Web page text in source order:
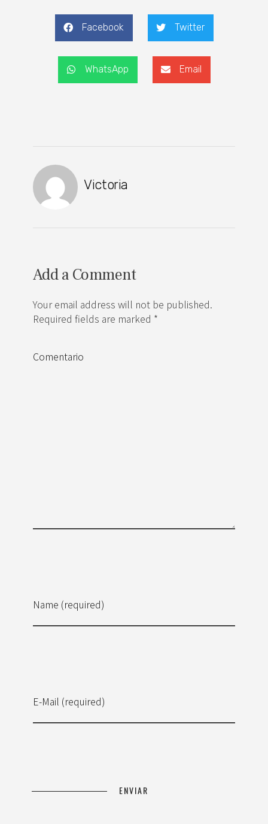
Facebook Twitter
WhatsApp Email
Victoria
Add a Comment
Your email address will not be published.
Required fields are marked *
Name (required)
E-Mail (required)
Comentario